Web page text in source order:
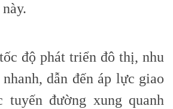
độ phát triển đô thị, nhu
dẫn đến áp lực giao
tuyến đường xung quanh